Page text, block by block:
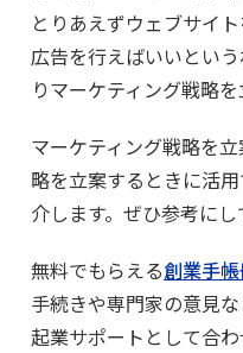
とりあえずウェブサイ
広告を行えばいいとい
りマーケティング戦略
マーケティング戦略を
略を立案するときに活
介します。ぜひ参考にし
無料でもらえる創業手
手続きや専門家の意見
起業サポートとして合わ